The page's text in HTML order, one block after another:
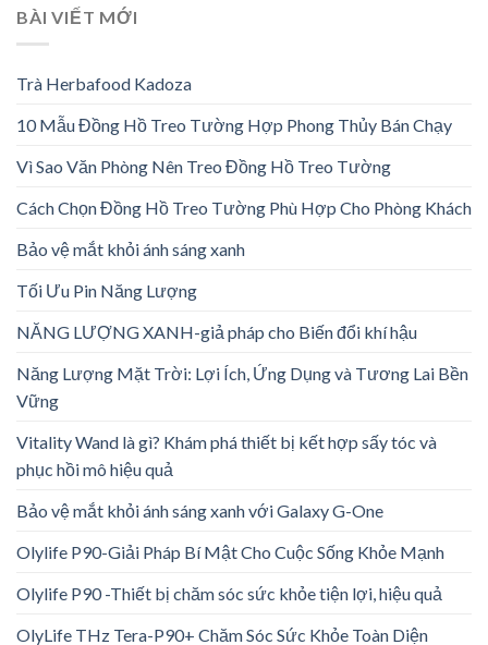
BÀI VIẾT MỚI
Trà Herbafood Kadoza
10 Mẫu Đồng Hồ Treo Tường Hợp Phong Thủy Bán Chạy
Vì Sao Văn Phòng Nên Treo Đồng Hồ Treo Tường
Cách Chọn Đồng Hồ Treo Tường Phù Hợp Cho Phòng Khách
Bảo vệ mắt khỏi ánh sáng xanh
Tối Ưu Pin Năng Lượng
NĂNG LƯỢNG XANH-giả pháp cho Biến đổi khí hậu
Năng Lượng Mặt Trời: Lợi Ích, Ứng Dụng và Tương Lai Bền
Vững
Vitality Wand là gì? Khám phá thiết bị kết hợp sấy tóc và
phục hồi mô hiệu quả
Bảo vệ mắt khỏi ánh sáng xanh với Galaxy G-One
Olylife P90-Giải Pháp Bí Mật Cho Cuộc Sống Khỏe Mạnh
Olylife P90 -Thiết bị chăm sóc sức khỏe tiện lợi, hiệu quả
OlyLife THz Tera-P90+ Chăm Sóc Sức Khỏe Toàn Diện